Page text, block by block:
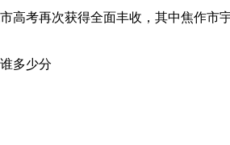
高考再次获得全面丰收，其中焦作市
多少分